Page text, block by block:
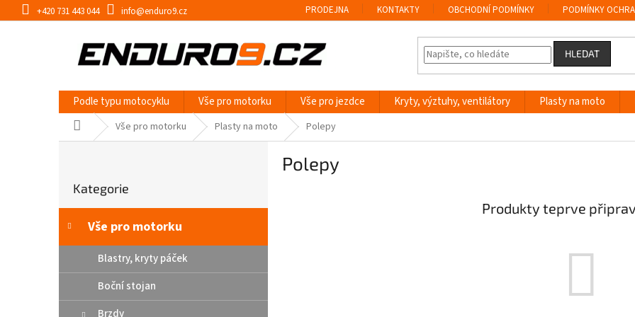
na
+420 731 443 044 info@enduro9.cz PRODEJNA KONTAKTY OBCHODNÍ PODMÍNKY PODMÍNKY
HLEDAT
Podle typu motocyklu Vše pro motorku Vše pro jezdce Kryty, výztuhy, ventilátory Plasty na moto
Domů Vše pro motorku Plasty na moto Polepy
r
n
í
a
kategorie
Kategorie
Vše pro motorku
Blastry, kryty páček
Boční stojan
Brzdy
Polepy
Produkty teprve